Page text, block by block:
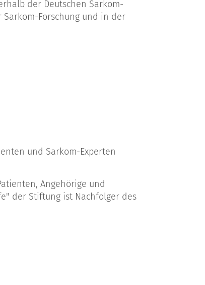
der Deutschen Sarkom-
Forschung und in der
und Sarkom-Experten
Angehörige und
der Stiftung ist Nachfolger des